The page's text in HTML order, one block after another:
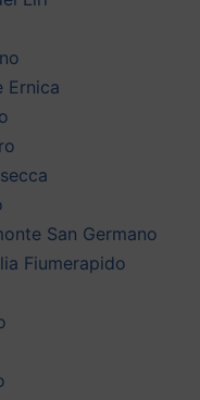
Ernica
San Germano
Fiumerapido